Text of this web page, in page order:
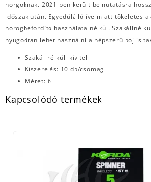
horgoknak. 2021-ben került bemutatásra
időszak után. Egyedülálló íve miatt tökéletes
horogbefordító használata nélkül.
nyugodtan lehet használni a népszerű bojlis
Szakállnélküli kivitel
Kiszerelés: 10 db/csomag
Méret: 6
Kapcsolódó termékek